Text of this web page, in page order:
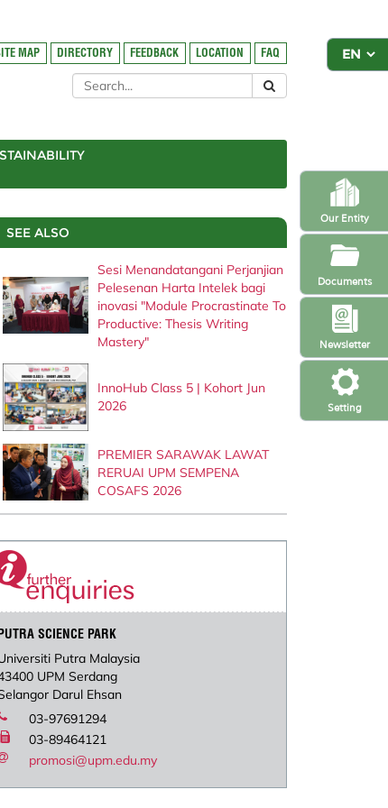
Setting
Newsletter
Our Entity
Documents
MAP DIRECTORY FEEDBACK LOCATION FAQ
SEE ALSO
Sesi Menandatangani Perjanjian
Pelesenan Harta Intelek bagi
inovasi "Module Procrastinate To
Productive: Thesis Writing
Mastery"
InnoHub Class 5 | Kohort Jun
2026
PREMIER SARAWAK LAWAT
RERUAI UPM SEMPENA
COSAFS 2026
SCIENCE PARK
Putra Malaysia
UPM Serdang
Darul Ehsan
03-97691294
03-89464121
promosi@upm.edu.my